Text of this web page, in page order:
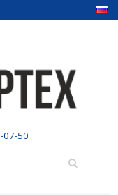
07-50